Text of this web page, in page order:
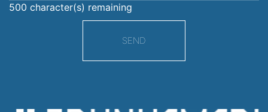
500 character(s) remaining
SEND